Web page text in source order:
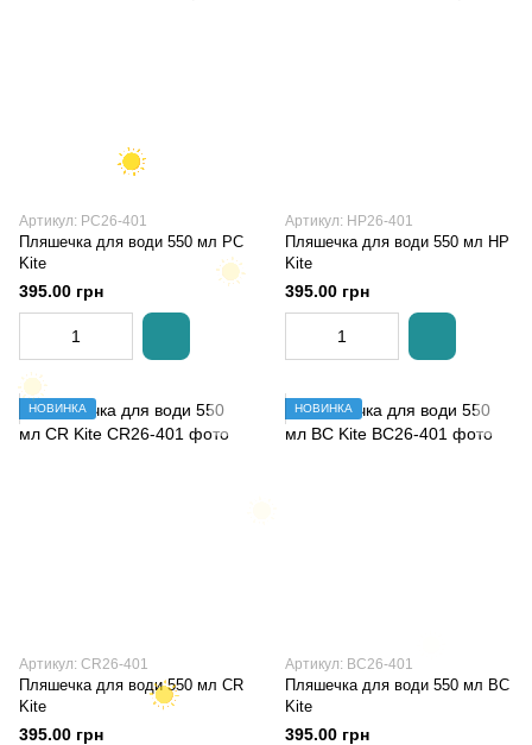
Артикул: PC26-401
Пляшечка для води 550 мл PC
Kite
395.00 грн
Артикул: HP26-401
Пляшечка для води 550 мл HP
Kite
395.00 грн
НОВИНКА
Артикул: CR26-401
Пляшечка для води 550 мл CR
Kite
395.00 грн
НОВИНКА
Артикул: BC26-401
Пляшечка для води 550 мл BC
Kite
395.00 грн